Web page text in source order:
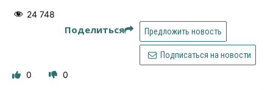
24 748
Поделиться Предложить новость
Подписаться на новости
0 0